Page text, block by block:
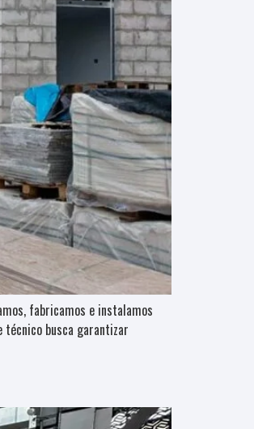
fabricamos e instalamos
busca garantizar